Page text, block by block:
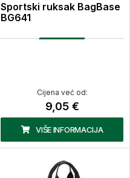
Sportski ruksak BagBase
BG641
Cijena već od:
9,05 €
VIŠE INFORMACIJA